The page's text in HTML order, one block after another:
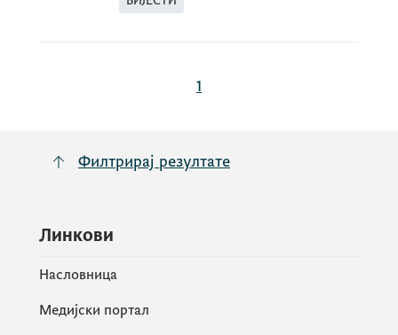
1
Филтрирај резултате
Линкови
Насловница
Медијски портал